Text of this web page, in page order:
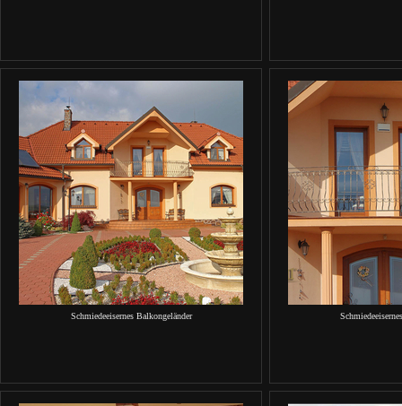
Schmiedeeisernes Balkongeländer